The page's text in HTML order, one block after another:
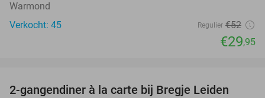
Warmond
Verkocht: 45
Regulier €52
€29,95
2-gangendiner à la carte bij Bregje Leiden